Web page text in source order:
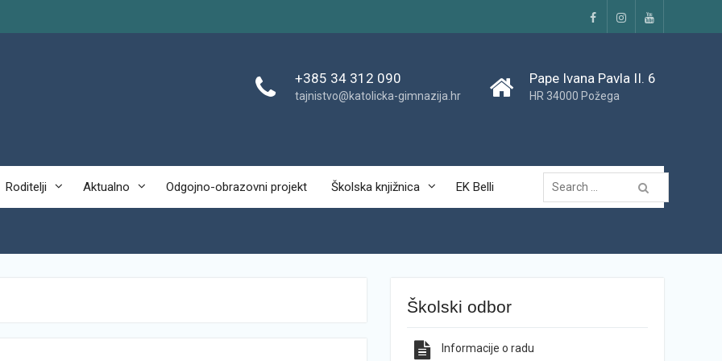
FacebookInstagramYouTube
+385 34 312 090
tajnistvo@katolicka-gimnazija.hr
Pape Ivana Pavla II. 6
HR 34000 Požega
Roditelji Aktualno Odgojno-obrazovni projekt Školska knjižnica EK Belli
Traži...
Školski odbor
Informacije o radu